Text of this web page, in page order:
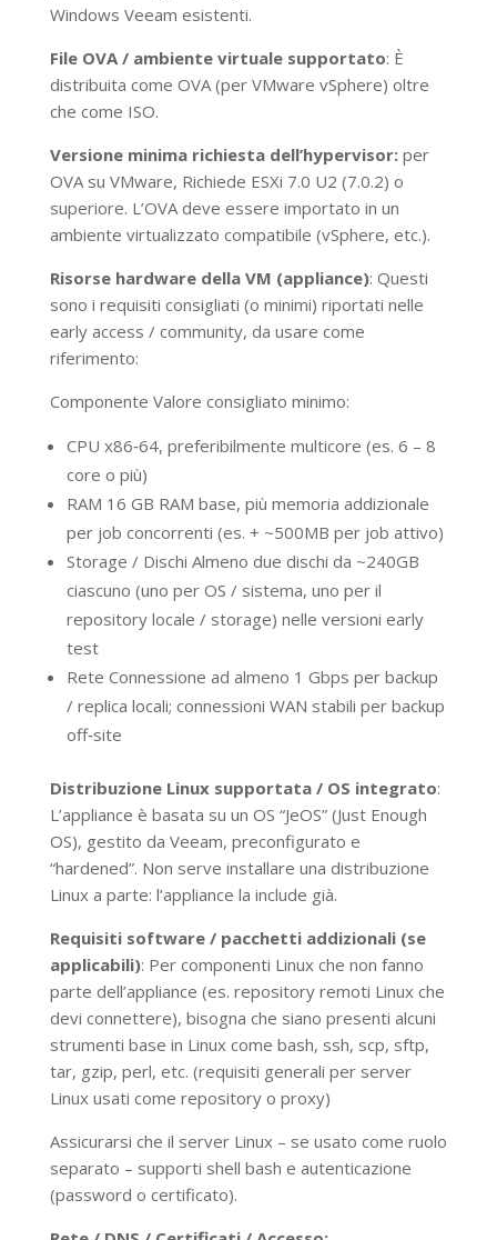
Windows Veeam esistenti.
File OVA / ambiente virtuale supportato: È
distribuita come OVA (per VMware vSphere) oltre
che come ISO.
Versione minima richiesta dell’hypervisor:per
OVA su VMware, Richiede ESXi 7.0 U2 (7.0.2) o
superiore. L’OVA deve essere importato in un
ambiente virtualizzato compatibile (vSphere, etc.).
Risorse hardware della VM (appliance): Questi
sono i requisiti consigliati (o minimi) riportati nelle
early access / community, da usare come
riferimento:
Componente Valore consigliato minimo:
CPU x86‑64, preferibilmente multicore (es. 6 – 8
core o più)
RAM 16 GB RAM base, più memoria addizionale
per job concorrenti (es. + ~500MB per job attivo)
Storage / Dischi Almeno due dischi da ~240GB
ciascuno (uno per OS / sistema, uno per il
repository locale / storage) nelle versioni early
test
Rete Connessione ad almeno 1 Gbps per backup
/ replica locali; connessioni WAN stabili per backup
off‑site
Distribuzione Linux supportata / OS integrato:
L’appliance è basata su un OS “JeOS” (Just Enough
OS), gestito da Veeam, preconfigurato e
“hardened”. Non serve installare una distribuzione
Linux a parte: l’appliance la include già.
Requisiti software / pacchetti addizionali (se
applicabili): Per componenti Linux che non fanno
parte dell’appliance (es. repository remoti Linux che
devi connettere), bisogna che siano presenti alcuni
strumenti base in Linux come bash, ssh, scp, sftp,
tar, gzip, perl, etc. (requisiti generali per server
Linux usati come repository o proxy)
Assicurarsi che il server Linux – se usato come ruolo
separato – supporti shell bash e autenticazione
(password o certificato).